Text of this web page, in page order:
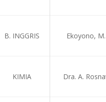
B. INGGRIS Ekoyono,
KIMIA Dra. A.